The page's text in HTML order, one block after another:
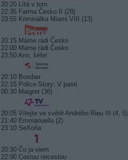
20:20 Lítá v tom
22:35 Farma Česko II (28)
23:55 Kriminálka Miami VIII (13)
20:15 Máme rádi Česko
22:00 Máme rádi Česko
23:50 Ano, šéfe!
20:10 Bomber
22:15 Police Story: V pasti
00:30 Maigret (36)
20:05 Vítejte ve světě Andrého Rieu III (4, 5)
21:40 Emmanuella (2)
23:10 SeXoňa
20:30 Čo ja viem
22:00 Cestou necestou